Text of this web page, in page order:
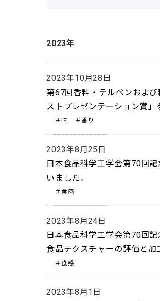
2023年
2023年10月28日
第67回香料・テルペンおよ
ストプレゼンテーション賞」
＃味 ＃香り
2023年8月25日
日本食品科学工学会第70回
いました。
＃食感
2023年8月24日
日本食品科学工学会第70回
食品テクスチャーの評価と加
＃食感
2023年8月1日